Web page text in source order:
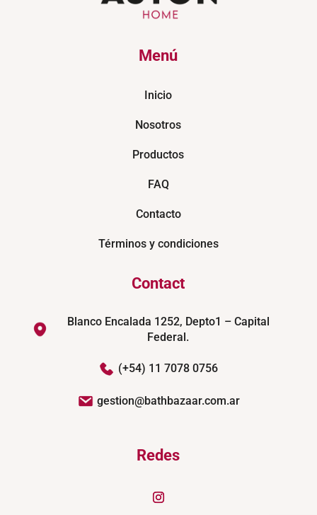
Menú
Inicio
Nosotros
Productos
FAQ
Contacto
Términos y condiciones
Contact
Blanco Encalada 1252, Depto1 – Capital
Federal.
(+54) 11 7078 0756
gestion@bathbazaar.com.ar
Redes